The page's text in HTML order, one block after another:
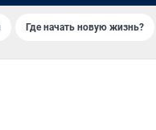
Где начать новую жизнь?